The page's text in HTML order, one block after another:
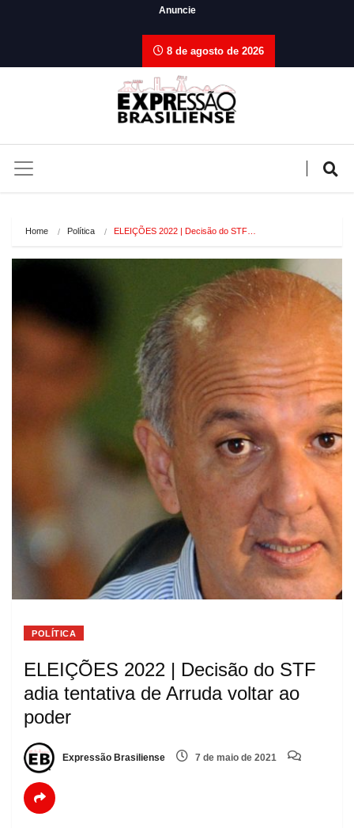
Anuncie
8 de agosto de 2026
Home Política ELEIÇÕES 2022 | Decisão do STF…
POLÍTICA
ELEIÇÕES 2022 | Decisão do STF
adia tentativa de Arruda voltar ao
poder
Expressão Brasiliense 7 de maio de 2021